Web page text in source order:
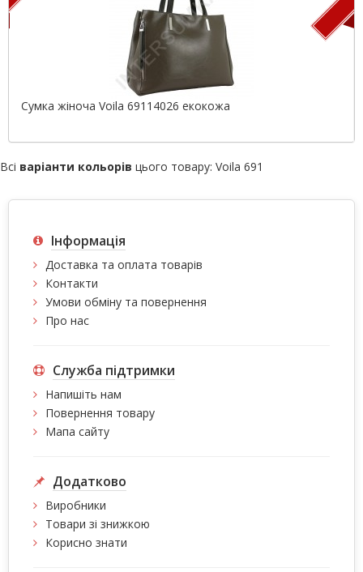
Сумка жіноча Voila 69114026 екокожа
Всі варіанти кольорів цього товару: Voila 691
Інформація
Доставка та оплата товарів
Контакти
Умови обміну та повернення
Про нас
Служба підтримки
Напишіть нам
Повернення товару
Мапа сайту
Додатково
Виробники
Товари зі знижкою
Корисно знати